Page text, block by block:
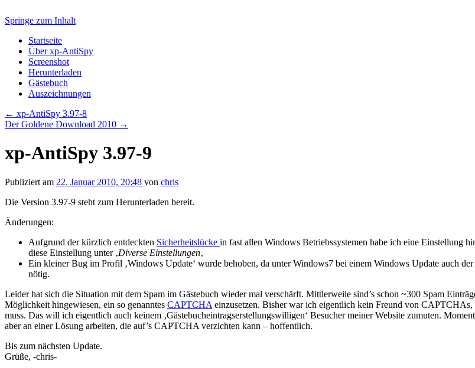
Springe zum Inhalt
Startseite
Über xp-AntiSpy
Screenshot
Herunterladen
Gästebuch
Auszeichnungen
← xp-AntiSpy 3.97-8
Der Goldene Download 2010 →
xp-AntiSpy 3.97-9
Publiziert am 22. Januar 2010, 20:48 von chris
Die Version 3.97-9 steht zum Herunterladen bereit.
Änderungen:
Aufgrund der kürzlich entdeckten Sicherheitslücke in fast allen Windows Betriebssystemen habe ich eine
diese Einstellung unter ‚Diverse Einstellungen‚
Ein kleiner Bug im Profil ‚Windows Update‘ wurde behoben, da unter Windows7 bei einem Windows Update auch
nötig.
Leider hat sich die Situation mit dem Spam im Gästebuch wieder mal verschärft. Mittlerweile sind’s schon ~300 Spam
Möglichkeit hingewiesen, ein so genanntes CAPTCHA einzusetzen. Bisher war ich eigentlich kein Freund von
muss. Das will ich eigentlich auch keinem ‚Gästebucheintragserstellungswilligen‘ Besucher meiner Website zumuten.
aber an einer Lösung arbeiten, die auf’s CAPTCHA verzichten kann – hoffentlich.
Bis zum nächsten Update.
Grüße, -chris-